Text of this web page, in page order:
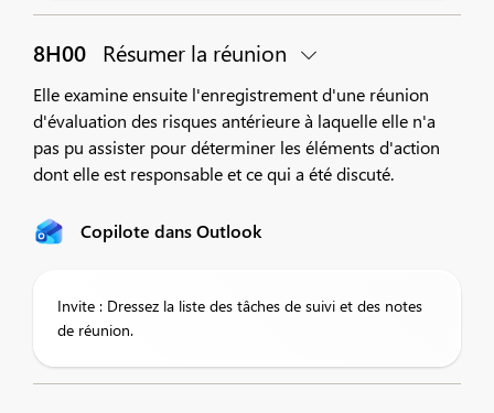
8H00 Résumer la réunion
Elle examine ensuite l'enregistrement d'une réunion
d'évaluation des risques antérieure à laquelle elle n'a
pas pu assister pour déterminer les éléments d'action
dont elle est responsable et ce qui a été discuté.
Copilote dans Outlook
Invite : Dressez la liste des tâches de suivi et des notes
de réunion.